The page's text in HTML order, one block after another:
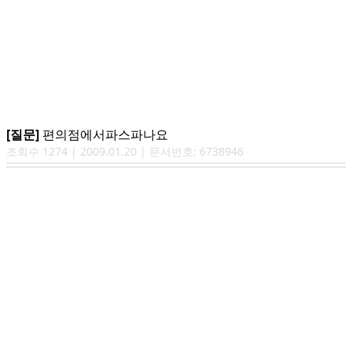
[질문] 편의점에서파스파나요
조회수 1274 | 2009.01.20 | 문서번호: 6738946